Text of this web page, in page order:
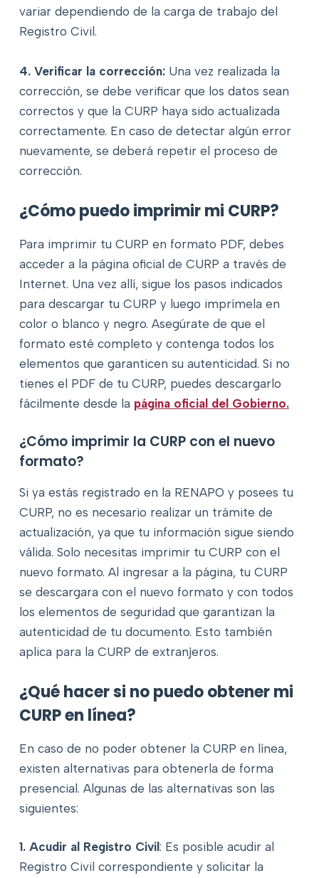
variar dependiendo de la carga de trabajo del
Registro Civil.
4. Verificar la corrección:Una vez realizada la
corrección, se debe verificar que los datos sean
correctos y que la CURP haya sido actualizada
correctamente. En caso de detectar algún error
nuevamente, se deberá repetir el proceso de
corrección.
¿Cómo puedo imprimir mi CURP?
Para imprimir tu CURP en formato PDF, debes
acceder a la página oficial de CURP a través de
Internet. Una vez allí, sigue los pasos indicados
para descargar tu CURP y luego imprímela en
color o blanco y negro. Asegúrate de que el
formato esté completo y contenga todos los
elementos que garanticen su autenticidad. Si no
tienes el PDF de tu CURP, puedes descargarlo
fácilmente desde la página oficial del Gobierno.
¿Cómo imprimir la CURP con el nuevo
formato?
Si ya estás registrado en la RENAPO y posees tu
CURP, no es necesario realizar un trámite de
actualización, ya que tu información sigue siendo
válida. Solo necesitas imprimir tu CURP con el
nuevo formato. Al ingresar a la página, tu CURP
se descargara con el nuevo formato y con todos
los elementos de seguridad que garantizan la
autenticidad de tu documento. Esto también
aplica para la CURP de extranjeros.
¿Qué hacer si no puedo obtener mi
CURP en línea?
En caso de no poder obtener la CURP en línea,
existen alternativas para obtenerla de forma
presencial. Algunas de las alternativas son las
siguientes:
1. Acudir al Registro Civil: Es posible acudir al
Registro Civil correspondiente y solicitar la